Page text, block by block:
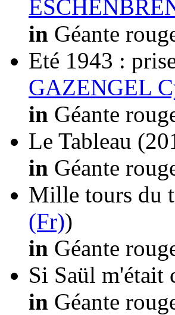
in Géante
Eté 1943 :
GAZENGEL
in Géante
Le Tableau
in Géante
Mille tours du
(Fr))
in Géante
Si Saül m'était
in Géante